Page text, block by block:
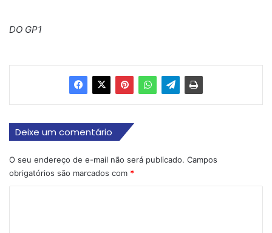
DO GP1
Deixe um comentário
O seu endereço de e-mail não será publicado. Campos
obrigatórios são marcados com *